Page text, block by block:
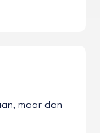
maar dan